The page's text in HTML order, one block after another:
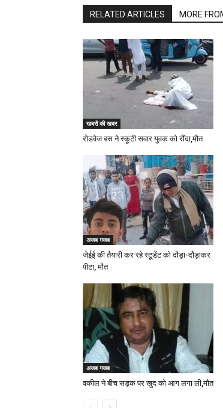
RELATED ARTICLES MORE
खबरों की खबर
रोडवेज बस ने स्कूटी सवार युवक को रौंदा,मौत
अजब गजब
जेईई की तैयारी कर रहे स्टूडेंट को दौड़ा-दौड़ाकर
पीटा, मौत
अजब गजब
वकील ने बीच सड़क पर खुद को आग लगा ली,मौत